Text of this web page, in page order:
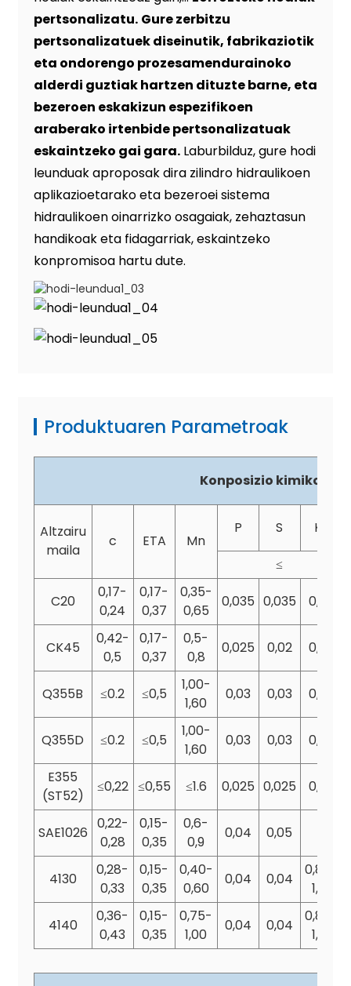
pertsonalizatu. Gure zerbitzu
pertsonalizatuek diseinutik, fabrikaziotik
eta ondorengo prozesamendurainoko
alderdi guztiak hartzen dituzte barne, eta
bezeroen eskakizun espezifikoen
araberako irtenbide pertsonalizatuak
eskaintzeko gai gara.Laburbilduz, gure hodi
leunduak aproposak dira zilindro hidraulikoen
aplikazioetarako eta bezeroei sistema
hidraulikoen oinarrizko osagaiak, zehaztasun
handikoak eta fidagarriak, eskaintzeko
konpromisoa hartu dute.
Produktuaren Parametroak
Konposizio kimikoa
Altzairu
maila
c ETA Mn
P S Kr
≤
C20
0,17-
0,24
0,17-
0,37
0,35-
0,65
0,035 0,035 0,25
CK45
0,42-
0,5
0,17-
0,37
0,5-
0,8
0,025 0,02 0,25
Q355B ≤0.2 ≤0,5
1,00-
1,60
0,03 0,03 0,03
Q355D ≤0.2 ≤0,5
1,00-
1,60
0,03 0,03 0,25
E355
(ST52)
≤0,22 ≤0,55 ≤1.6 0,025 0,025 0,25
SAE1026
0,22-
0,28
0,15-
0,35
0,6-
0,9
0,04 0,05
4130
0,28-
0,33
0,15-
0,35
0,40-
0,60
0,04 0,04
0,80-
1,10
4140
0,36-
0,43
0,15-
0,35
0,75-
1,00
0,04 0,04
0,80-
1,10